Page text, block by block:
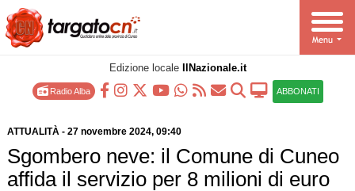
Edizione locale IlNazionale.it
Radio Alba ABBONATI
ATTUALITÀ- 27 novembre 2024, 09:40
Sgombero neve: il Comune di Cuneo
affida il servizio per 8 milioni di euro